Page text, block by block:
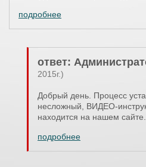
подробнее
ответ:
2015г.)
Добрый день. Процесс
несложный, ВИДЕО-
находится на нашем сайте.
подробнее